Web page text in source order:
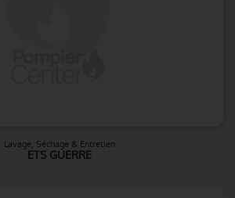
Lavage, Séchage & Entretien
ETS GUERRE